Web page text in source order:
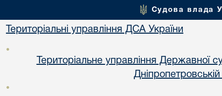
Судова влада
Територіальні управління ДСА України
•
Територіальне управління Державної
•